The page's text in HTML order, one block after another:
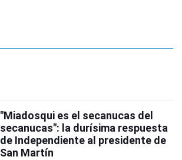
"Miadosqui es el secanucas del
secanucas": la durísima respuesta
de Independiente al presidente de
San Martín